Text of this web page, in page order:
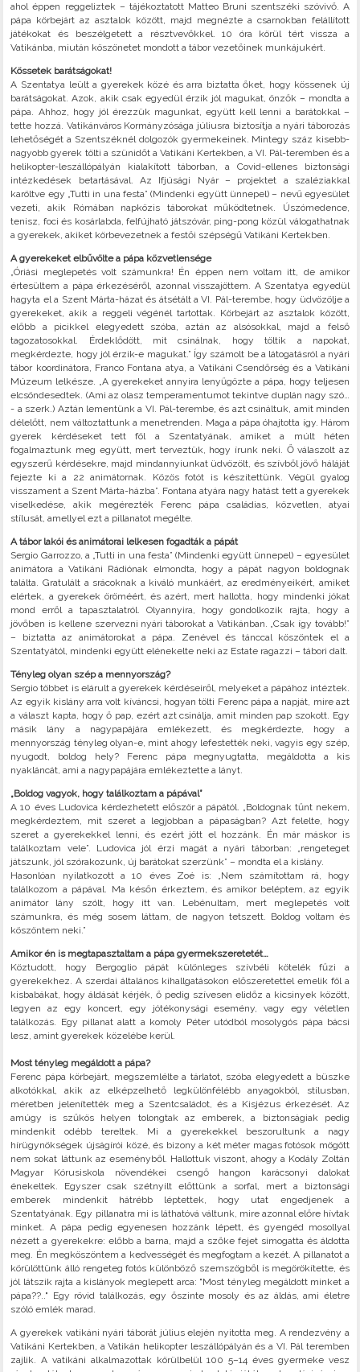
ahol éppen reggeliztek – tájékoztatott Matteo Bruni szentszéki szóvivő. A
pápa körbejárt az asztalok között, majd megnézte a csarnokban felállított
játékokat és beszélgetett a résztvevőkkel. 10 óra körül tért vissza a
Vatikánba, miután köszönetet mondott a tábor vezetőinek munkájukért.
Kössetek barátságokat!
A Szentatya leült a gyerekek közé és arra biztatta őket, hogy kössenek új
barátságokat. Azok, akik csak egyedül érzik jól magukat, önzők – mondta a
pápa. Ahhoz, hogy jól érezzük magunkat, együtt kell lenni a barátokkal –
tette hozzá. Vatikánváros Kormányzósága júliusra biztosítja a nyári táborozás
lehetőségét a Szentszéknél dolgozók gyermekeinek. Mintegy száz kisebb-
nagyobb gyerek tölti a szünidőt a Vatikáni Kertekben, a VI. Pál-teremben és a
helikopter-leszállópályán kialakított táborban, a Covid-ellenes biztonsági
intézkedések betartásával. Az Ifjúsági Nyár – projektet a szaléziakkal
karöltve egy „Tutti in una festa” (Mindenki együtt ünnepel) – nevű egyesület
vezeti, akik Rómában napközis táborokat működtetnek. Úszómedence,
tenisz, foci és kosárlabda, felfújható játszóvár, ping-pong közül válogathatnak
a gyerekek, akiket körbevezetnek a festői szépségű Vatikáni Kertekben.
A gyerekeket elbűvölte a pápa közvetlensége
„Óriási meglepetés volt számunkra! Én éppen nem voltam itt, de amikor
értesültem a pápa érkezéséről, azonnal visszajöttem. A Szentatya egyedül
hagyta el a Szent Márta-házat és átsétált a VI. Pál-terembe, hogy üdvözölje a
gyerekeket, akik a reggeli végénél tartottak. Körbejárt az asztalok között,
előbb a picikkel elegyedett szóba, aztán az alsósokkal, majd a felső
tagozatosokkal. Érdeklődött, mit csinálnak, hogy töltik a napokat,
megkérdezte, hogy jól érzik-e magukat.” Így számolt be a látogatásról a nyári
tábor koordinátora, Franco Fontana atya, a Vatikáni Csendőrség és a Vatikáni
Múzeum lelkésze. „A gyerekeket annyira lenyűgözte a pápa, hogy teljesen
elcsöndesedtek. (Ami az olasz temperamentumot tekintve duplán nagy szó…
- a szerk.) Aztán lementünk a VI. Pál-terembe, és azt csináltuk, amit minden
délelőtt, nem változtattunk a menetrenden. Maga a pápa óhajtotta így. Három
gyerek kérdéseket tett föl a Szentatyának, amiket a múlt héten
fogalmaztunk meg együtt, mert terveztük, hogy írunk neki. Ő válaszolt az
egyszerű kérdésekre, majd mindannyiunkat üdvözölt, és szívből jövő háláját
fejezte ki a 22 animátornak. Közös fotót is készítettünk. Végül gyalog
visszament a Szent Márta-házba”. Fontana atyára nagy hatást tett a gyerekek
viselkedése, akik megérezték Ferenc pápa családias, közvetlen, atyai
stílusát, amellyel ezt a pillanatot megélte.
A tábor lakói és animátorai lelkesen fogadták a pápát
Sergio Garrozzo, a „Tutti in una festa” (Mindenki együtt ünnepel) – egyesület
animátora a Vatikáni Rádiónak elmondta, hogy a pápát nagyon boldognak
találta. Gratulált a srácoknak a kiváló munkáért, az eredményeikért, amiket
elértek, a gyerekek öröméért, és azért, mert hallotta, hogy mindenki jókat
mond erről a tapasztalatról. Olyannyira, hogy gondolkozik rajta, hogy a
jövőben is kellene szervezni nyári táborokat a Vatikánban. „Csak így tovább!”
– biztatta az animátorokat a pápa. Zenével és tánccal köszöntek el a
Szentatyától, mindenki együtt elénekelte neki az Estate ragazzi – tábori dalt.
Tényleg olyan szép a mennyország?
Sergio többet is elárult a gyerekek kérdéseiről, melyeket a pápához intéztek.
Az egyik kislány arra volt kíváncsi, hogyan tölti Ferenc pápa a napját, mire azt
a választ kapta, hogy ő pap, ezért azt csinálja, amit minden pap szokott. Egy
másik lány a nagypapájára emlékezett, és megkérdezte, hogy a
mennyország tényleg olyan-e, mint ahogy lefestették neki, vagyis egy szép,
nyugodt, boldog hely? Ferenc pápa megnyugtatta, megáldotta a kis
nyakláncát, ami a nagypapájára emlékeztette a lányt.
„Boldog vagyok, hogy találkoztam a pápával”
A 10 éves Ludovica kérdezhetett először a pápától. „Boldognak tűnt nekem,
megkérdeztem, mit szeret a legjobban a pápaságban? Azt felelte, hogy
szeret a gyerekekkel lenni, és ezért jött el hozzánk. Én már máskor is
találkoztam vele”. Ludovica jól érzi magát a nyári táborban: „rengeteget
játszunk, jól szórakozunk, új barátokat szerzünk” – mondta el a kislány.
Hasonlóan nyilatkozott a 10 éves Zoé is: „Nem számítottam rá, hogy
találkozom a pápával. Ma későn érkeztem, és amikor beléptem, az egyik
animátor lány szólt, hogy itt van. Lebénultam, mert meglepetés volt
számunkra, és még sosem láttam, de nagyon tetszett. Boldog voltam és
köszöntem neki.”
Amikor én is megtapasztaltam a pápa gyermekszeretetét…
Köztudott, hogy Bergoglio pápát különleges szívbéli kötelék fűzi a
gyerekekhez. A szerdai általános kihallgatásokon előszeretettel emelik föl a
kisbabákat, hogy áldását kérjék, ő pedig szívesen elidőz a kicsinyek között,
legyen az egy koncert, egy jótékonysági esemény, vagy egy véletlen
találkozás. Egy pillanat alatt a komoly Péter utódból mosolygós pápa bácsi
lesz, amint gyerekek közelébe kerül.
Most tényleg megáldott a pápa?
Ferenc pápa körbejárt, megszemlélte a tárlatot, szóba elegyedett a büszke
alkotókkal, akik az elképzelhető legkülönfélébb anyagokból, stílusban,
méretben jelenítették meg a Szentcsaládot, és a Kisjézus érkezését. Az
amúgy is szűkös helyen tolongtak az emberek, a biztonságiak pedig
mindenkit odébb tereltek. Mi a gyerekekkel beszorultunk a nagy
hírügynökségek újságírói közé, és bizony a két méter magas fotósok mögött
nem sokat láttunk az eseményből. Hallottuk viszont, ahogy a Kodály Zoltán
Magyar Kórusiskola növendékei csengő hangon karácsonyi dalokat
énekeltek. Egyszer csak szétnyílt előttünk a sorfal, mert a biztonsági
emberek mindenkit hátrébb léptettek, hogy utat engedjenek a
Szentatyának. Egy pillanatra mi is láthatóvá váltunk, mire azonnal előre hívtak
minket. A pápa pedig egyenesen hozzánk lépett, és gyengéd mosollyal
nézett a gyerekekre: előbb a barna, majd a szőke fejet simogatta és áldotta
meg. Én megköszöntem a kedvességét és megfogtam a kezét. A pillanatot a
körülöttünk álló rengeteg fotós különböző szemszögből is megörökítette, és
jól látszik rajta a kislányok meglepett arca: "Most tényleg megáldott minket a
pápa??.." Egy rövid találkozás, egy őszinte mosoly és az áldás, ami életre
szóló emlék marad.
A gyerekek vatikáni nyári táborát július elején nyitotta meg. A rendezvény a
Vatikáni Kertekben, a Vatikán helikopter leszállópályán és a VI. Pál teremben
zajlik. A vatikáni alkalmazottak körülbelül 100 5–14 éves gyermeke vesz